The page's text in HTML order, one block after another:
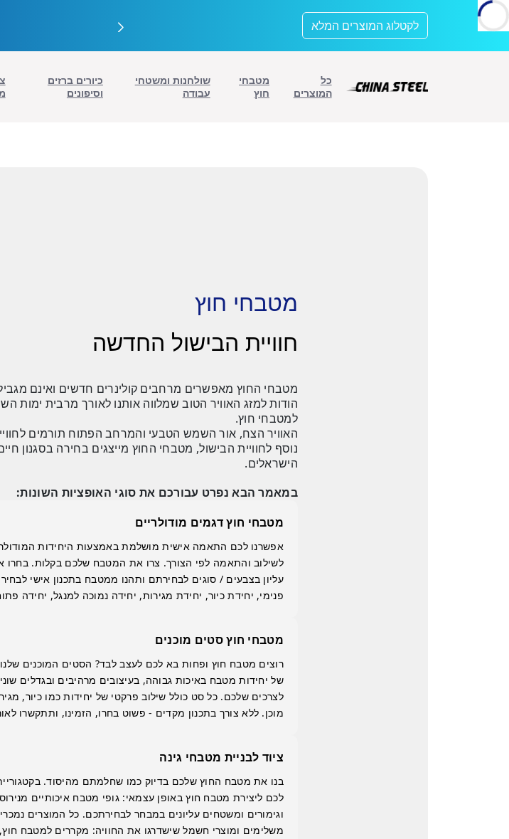
לתוכן
לקטלוג המוצרים המלא
כל
המוצרים
מטבחי
חוץ
שולחנות ומשטחי
עבודה
כיורים ברזים
וסיפונים
מטבחי חוץ
חוויית הבישול החדשה
מטבחי החוץ מאפשרים מרחבים קולינרים חדשים ואינם
הודות למזג האוויר הטוב שמלווה אותנו לאורך מרבית ימות
למטבחי חוץ.
האוויר הצח, אור השמש הטבעי והמרחב הפתוח תורמים
נוסף לחוויית הבישול, מטבחי החוץ מייצגים בחירה בסגנון
הישראלים.
במאמר הבא נפרט עבורכם את סוגי האופציות השונות:
מטבחי חוץ דגמים מודולריים
אפשרנו לכם התאמה אישית מושלמת באמצעות היחידות
לשילוב והתאמה לפי הצורך. צרו את המטבח שלכם בקלות.
עליון בצבעים / סוגים לבחירתם ותהנו ממטבח בתכנון אישי
פנימי, יחידת כיור, יחידת מגירות, יחידה נמוכה למנגל, יחידה
מטבחי חוץ סטים מוכנים
רוצים מטבח חוץ ופחות בא לכם לעצב לבד? הסטים המוכנים
של יחידות מטבח באיכות גבוהה, בעיצובים מרהיבים ובגדלים
לצרכים שלכם. כל סט כולל שילוב פרקטי של יחידות כמו כיור,
מוכן. ללא צורך בתכנון מקדים - פשוט בחרו, הזמינו, ותתקשרו
ציוד לבניית מטבחי גינה
בנו את מטבח החוץ שלכם בדיוק כמו שחלמתם מהיסוד.
לכם ליצירת מטבח חוץ באופן עצמאי: גופי מטבח איכותיים
וגימורים ומשטחים עליונים במבחר לבחירתכם. כל המוצרים
משלימים ומוצרי חשמל שישדרגו את החוויה: מקררים למטבח חוץ,